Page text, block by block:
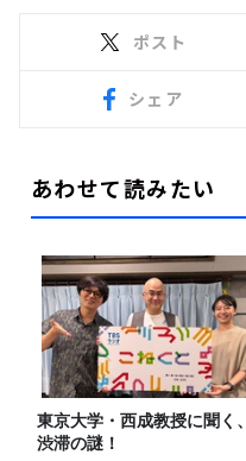
ポスト
シェア
あわせて読みたい
東京大学・西成教授に聞く、
渋滞の謎！